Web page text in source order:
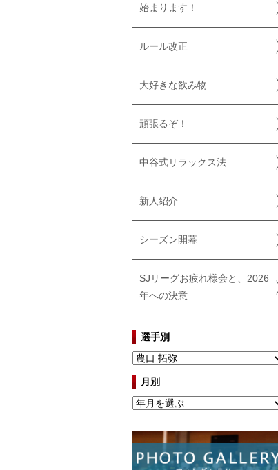
始まります！
ルール改正
大好きな飲み物
頑張るぞ！
中谷式リラックス法
新人紹介
シーズン開幕
SJリーグお疲れ様会と、2026
年への決意
選手別
月別